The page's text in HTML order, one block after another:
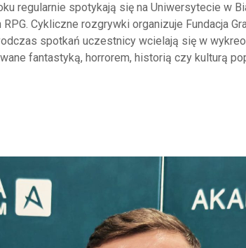
regularnie spotykają się na Uniwersytecie w
Cykliczne rozgrywki organizuje Fundacja
spotkań uczestnicy wcielają się w
fantastyką, horrorem, historią czy kulturą